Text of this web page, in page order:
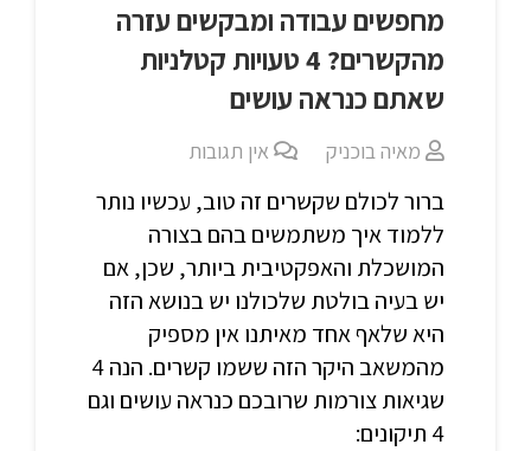
מחפשים עבודה ומבקשים עזרה
מהקשרים? 4 טעויות קטלניות
שאתם כנראה עושים
מאיה בוכניק אין תגובות
ברור לכולם שקשרים זה טוב, עכשיו נותר
ללמוד איך משתמשים בהם בצורה
המושכלת והאפקטיבית ביותר, שכן, אם
יש בעיה בולטת שלכולנו יש בנושא הזה
היא שלאף אחד מאיתנו אין מספיק
מהמשאב היקר הזה ששמו קשרים. הנה 4
שגיאות צורמות שרובכם כנראה עושים וגם
4 תיקונים: